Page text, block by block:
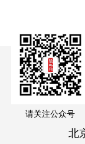
请关注公众号
北